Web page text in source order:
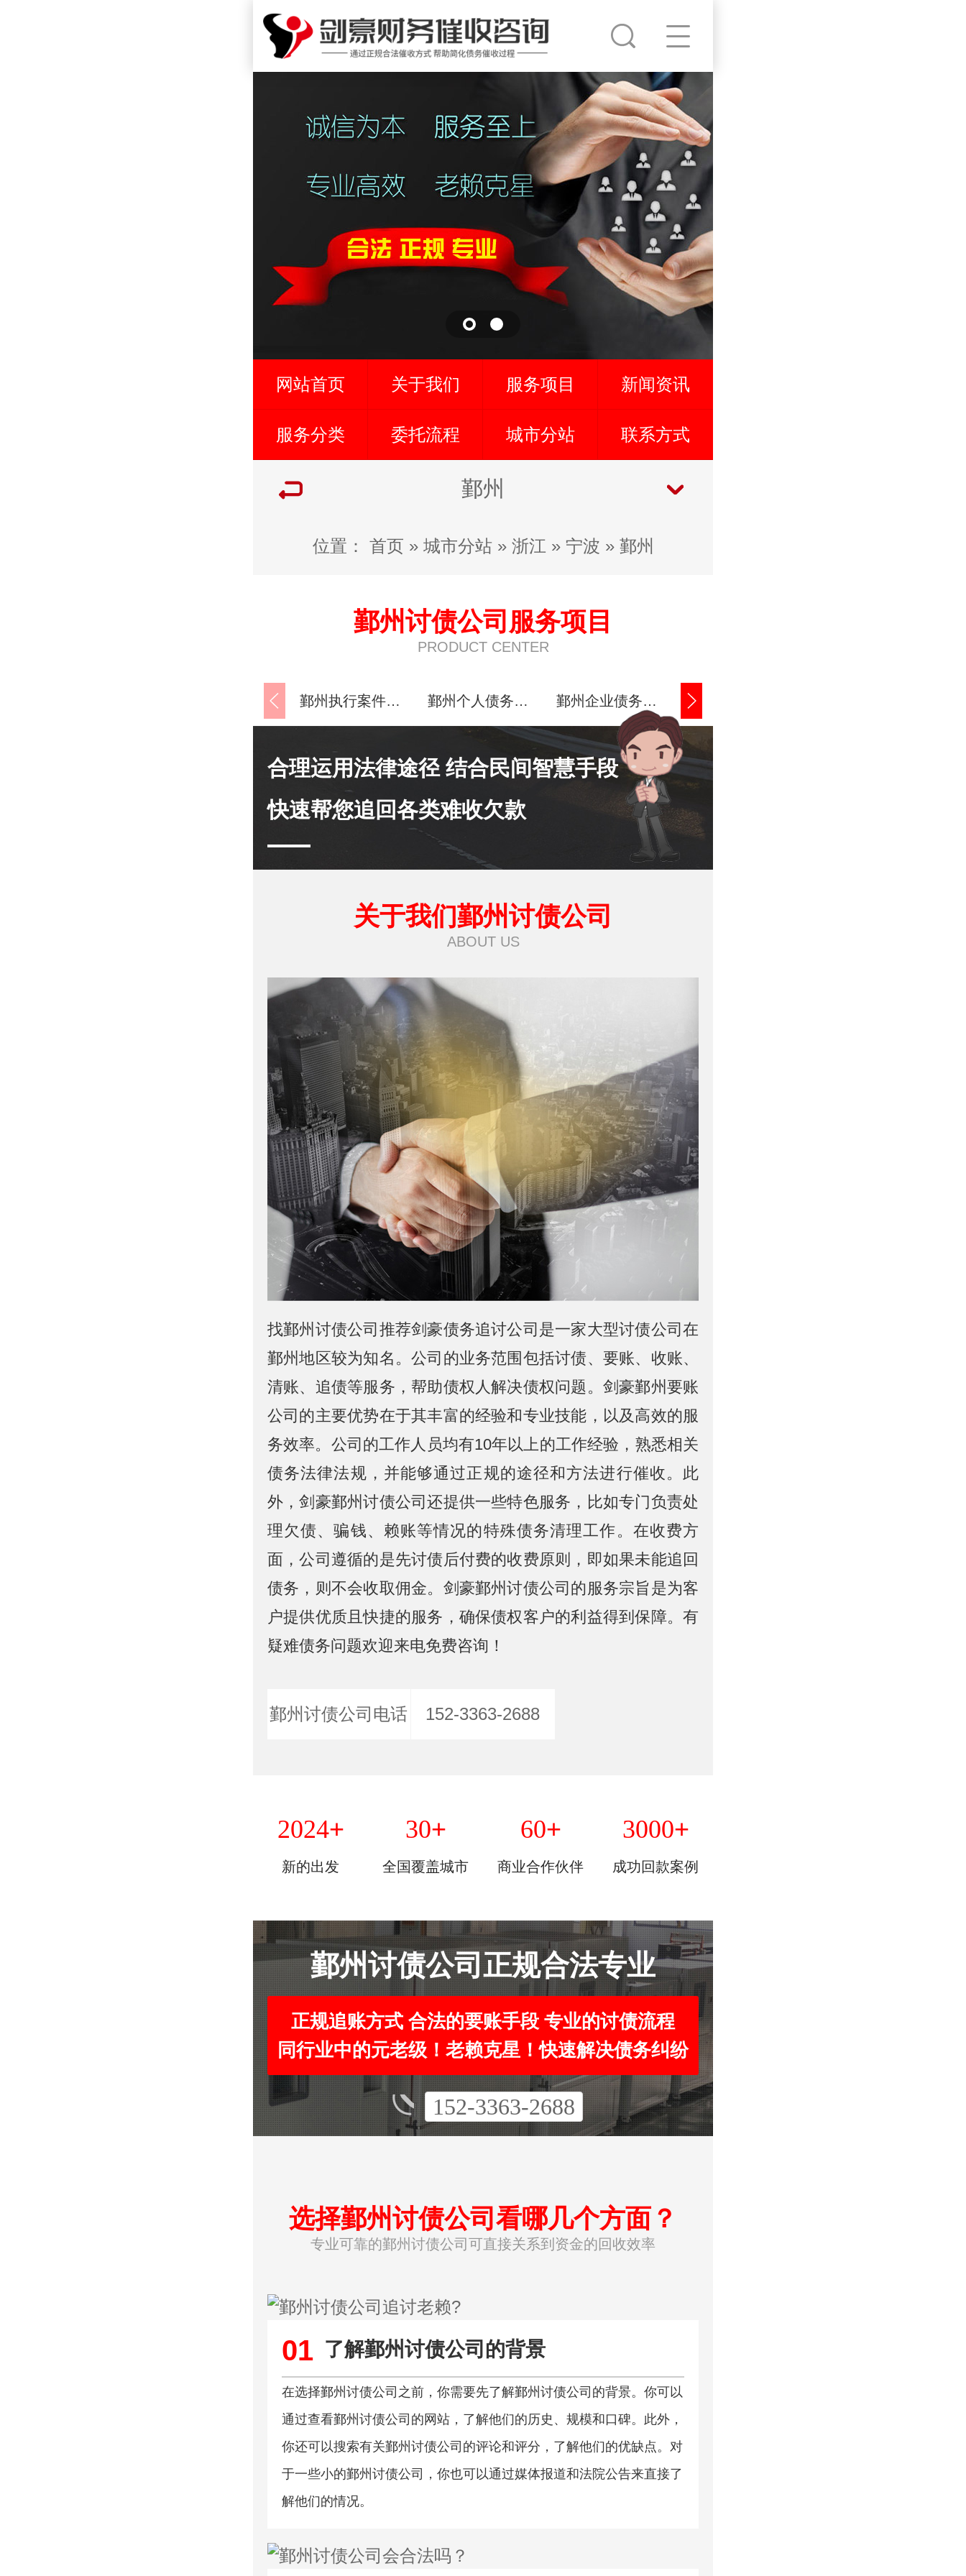
网站首页 关于我们 服务项目 新闻资讯
服务分类 委托流程 城市分站 联系方式
鄞州
位置： 首页 » 城市分站» 浙江 » 宁波 » 鄞州
鄞州讨债公司服务项目
PRODUCT CENTER
鄞州执行案件处理 鄞州个人债务追讨 鄞州企业债务追讨
合理运用法律途径 结合民间智慧手段
快速帮您追回各类难收欠款
关于我们鄞州讨债公司
ABOUT US
找鄞州讨债公司推荐剑豪债务追讨公司是一家大型讨债公司在
鄞州地区较为知名。公司的业务范围包括讨债、要账、收账、
清账、追债等服务，帮助债权人解决债权问题。剑豪鄞州要账
公司的主要优势在于其丰富的经验和专业技能，以及高效的服
务效率。公司的工作人员均有10年以上的工作经验，熟悉相关
债务法律法规，并能够通过正规的途径和方法进行催收。此
外，剑豪鄞州讨债公司还提供一些特色服务，比如专门负责处
理欠债、骗钱、赖账等情况的特殊债务清理工作。在收费方
面，公司遵循的是先讨债后付费的收费原则，即如果未能追回
债务，则不会收取佣金。剑豪鄞州讨债公司的服务宗旨是为客
户提供优质且快捷的服务，确保债权客户的利益得到保障。有
疑难债务问题欢迎来电免费咨询！
鄞州讨债公司电话 152-3363-2688
2024+
新的出发
30+
全国覆盖城市
60+
商业合作伙伴
3000+
成功回款案例
鄞州讨债公司正规合法专业
正规追账方式 合法的要账手段 专业的讨债流程
同行业中的元老级！老赖克星！快速解决债务纠纷
152-3363-2688
选择鄞州讨债公司看哪几个方面？
专业可靠的鄞州讨债公司可直接关系到资金的回收效率
01 了解鄞州讨债公司的背景
在选择鄞州讨债公司之前，你需要先了解鄞州讨债公司的背景。你可以
通过查看鄞州讨债公司的网站，了解他们的历史、规模和口碑。此外，
你还可以搜索有关鄞州讨债公司的评论和评分，了解他们的优缺点。对
于一些小的鄞州讨债公司，你也可以通过媒体报道和法院公告来直接了
解他们的情况。